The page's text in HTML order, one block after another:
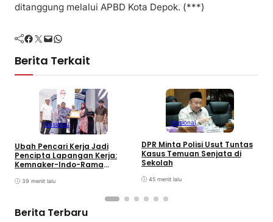
ditanggung melalui APBD Kota Depok. (***)
Facebook Twitter Mail WhatsApp
Berita Terkait
Nasional
Ubah Pencari Kerja Jadi
Pencipta Lapangan Kerja:
Kemnaker-Indo-Rama
39 menit lalu
Nasional
DPR Minta Polisi Usut Tuntas
Kasus Temuan Senjata di
Sekolah
45 menit lalu
Berita Terbaru